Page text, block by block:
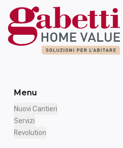
Menu
Nuovi Cantieri
Servizi
Revolution